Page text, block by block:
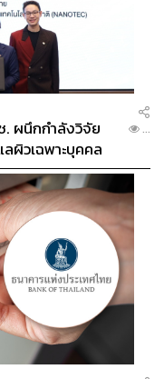
bundesliga/2022/
michu-what-
who-erling-haalan
man-city-erling
Manchester City
. ผนึกกำลังวิจัย
ผิวเฉพาะบุคคล
...